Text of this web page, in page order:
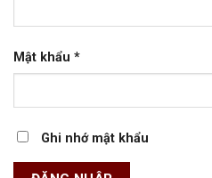
Mật khẩu *
Ghi nhớ mật khẩu